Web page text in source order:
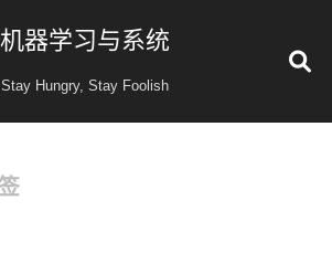
机器学习与系统
Stay Hungry, Stay Foolish